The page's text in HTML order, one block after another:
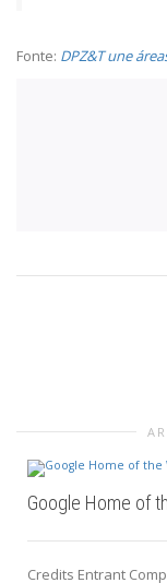
Fonte: DPZ&T une
Google Home of
Credits Entrant